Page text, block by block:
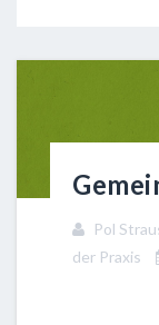
Pol
der Praxis